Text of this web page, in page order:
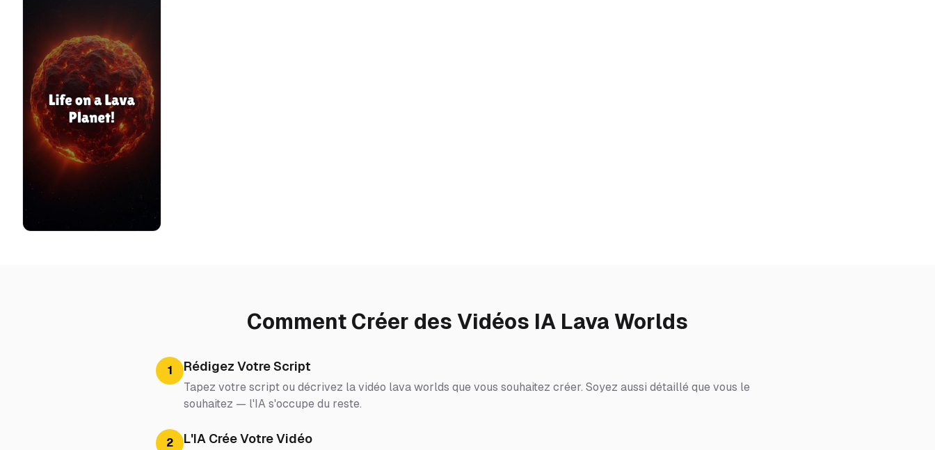
Comment Créer des Vidéos IA Lava Worlds
1 Rédigez Votre Script
Tapez votre script ou décrivez la vidéo lava worlds que vous souhaitez créer. Soyez aussi détaillé que vous le
souhaitez — l'IA s'occupe du reste.
2 L'IA Crée Votre Vidéo